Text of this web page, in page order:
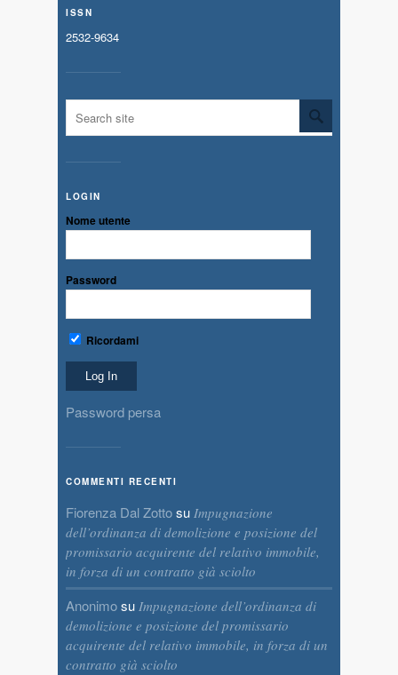
ISSN
2532-9634
LOGIN
Nome utente
Password
Ricordami
Password persa
COMMENTI RECENTI
Fiorenza Dal Zottosu Impugnazione
dell’ordinanza di demolizione e posizione del
promissario acquirente del relativo immobile,
in forza di un contratto già sciolto
Anonimosu Impugnazione dell’ordinanza di
demolizione e posizione del promissario
acquirente del relativo immobile, in forza di un
contratto già sciolto